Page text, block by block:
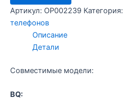
i8190
/
Артикул: OP002239 Категория:
телефонов
Описание
Детали
Совместимые модели:
BQ: